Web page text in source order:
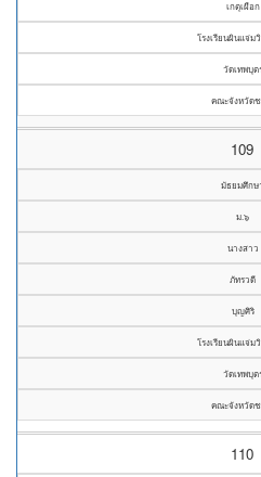
เกตุเผือก
โรงเรียนผินแจ่ม
วัดเทพบุต
คณะจังหวัดช
109
มัธยมศึกษ
ม.๖
นางสาว
ภัทรวดี
บุญศิริ
โรงเรียนผินแจ่ม
วัดเทพบุต
คณะจังหวัดช
110